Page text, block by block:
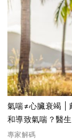
氣喘≠心臟衰竭 |
和導致氣喘？醫
專家解碼